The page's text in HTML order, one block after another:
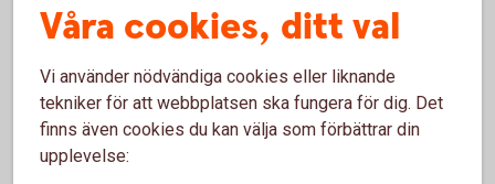
För dig med valutakoncernkonto
Hur ser jag och sorterar min valutakoncern?
Våra cookies, ditt val
Vi använder nödvändiga cookies eller liknande
tekniker för att webbplatsen ska fungera för dig. Det
finns även cookies du kan välja som förbättrar din
upplevelse: